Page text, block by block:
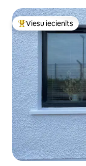
Populārs viesu
Viesu iecienīts